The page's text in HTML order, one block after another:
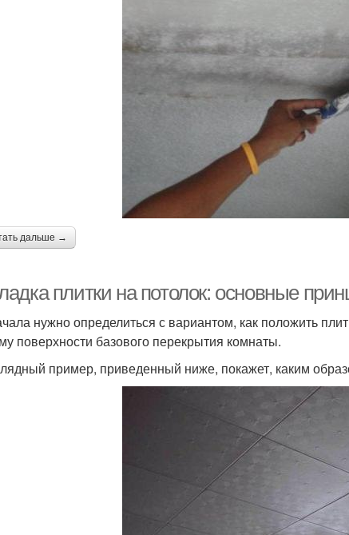
дальше →
плитки на потолок: основные
нужно определиться с вариантом, как положить
поверхности базового перекрытия комнаты.
пример, приведенный ниже, покажет, каким